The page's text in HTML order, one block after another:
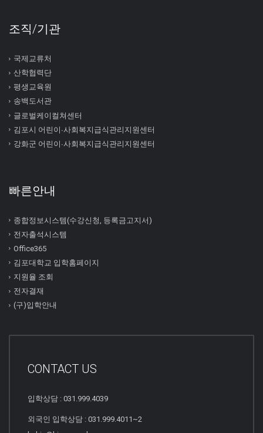
조직/기관
국제교류처
산학협력단
평생교육원
송백도서관
글로벌케이컬쳐센터
김포시 어린이∙사회복지급식관리지원센터
강화군 어린이∙사회복지급식관리지원센터
빠른안내
종합정보시스템(수강신청, 등록금고지서)
전자출석시스템
Office365
김포대학교 입학홈페이지
지원율 조회
전자결재
(구)입학안내
CONTACT US
입학상담 : 031.999.4039
외국인 입학상담 : 031.999.4011~2